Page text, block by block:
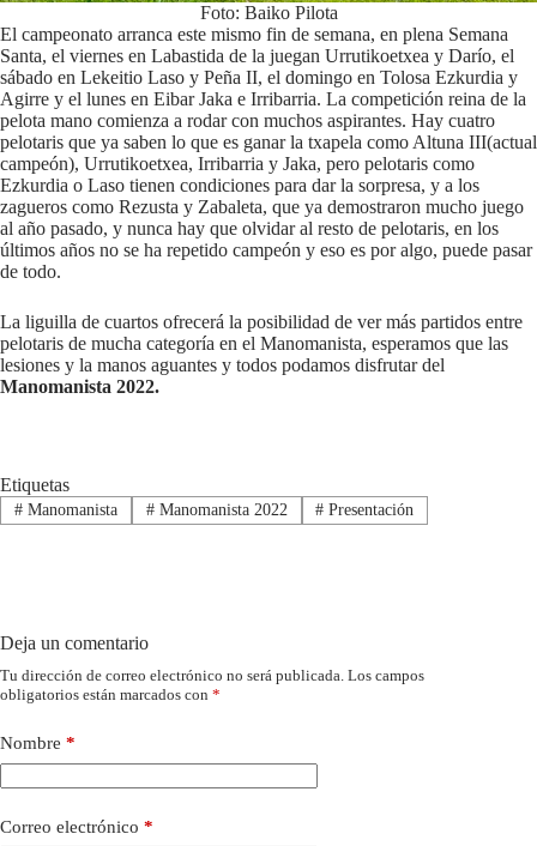
Foto: Baiko Pilota
El campeonato arranca este mismo fin de semana, en plena Semana
Santa, el viernes en Labastida de la juegan Urrutikoetxea y Darío, el
sábado en Lekeitio Laso y Peña II, el domingo en Tolosa Ezkurdia y
Agirre y el lunes en Eibar Jaka e Irribarria. La competición reina de la
pelota mano comienza a rodar con muchos aspirantes. Hay cuatro
pelotaris que ya saben lo que es ganar la txapela como Altuna III(actual
campeón), Urrutikoetxea, Irribarria y Jaka, pero pelotaris como
Ezkurdia o Laso tienen condiciones para dar la sorpresa, y a los
zagueros como Rezusta y Zabaleta, que ya demostraron mucho juego
al año pasado, y nunca hay que olvidar al resto de pelotaris, en los
últimos años no se ha repetido campeón y eso es por algo, puede pasar
de todo.
La liguilla de cuartos ofrecerá la posibilidad de ver más partidos entre
pelotaris de mucha categoría en el Manomanista, esperamos que las
lesiones y la manos aguantes y todos podamos disfrutar del
Manomanista 2022.
Etiquetas
#Manomanista #Manomanista 2022 # Presentación
Deja un comentario
Tu dirección de correo electrónico no será publicada. Los campos
obligatorios están marcados con *
Nombre *
Correo electrónico *